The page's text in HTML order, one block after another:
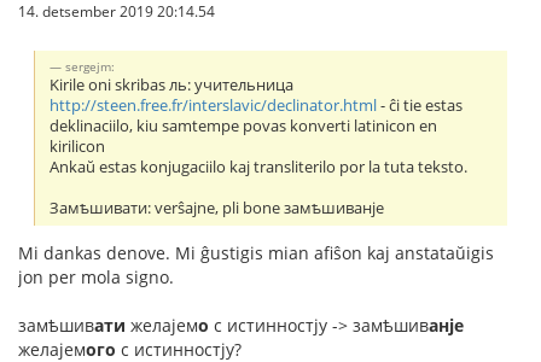
14. detsember 2019 20:14.54
sergejm:
Kirile oni skribas ль: учительница
http://steen.free.fr/interslavic/declinator.html- ĉi tie estas
deklinaciilo, kiu samtempe povas konverti latinicon en
kirilicon
Ankaŭ estas konjugaciilo kaj transliterilo por la tuta teksto.
Замѣшивати: verŝajne, pli bone замѣшиванje
Mi dankas denove. Mi ĝustigis mian afiŝon kaj anstataŭigis
jon per mola signo.
замѣшивати желаjемо с истинностjу -> замѣшиванje
желаjемого с истинностjу?